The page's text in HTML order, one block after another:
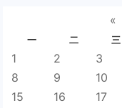
«
一 二 三
1 2 3
8
9 10
15
16 17